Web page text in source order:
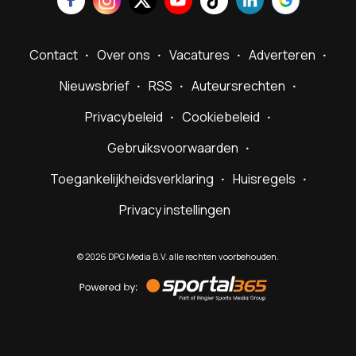
Contact Over ons Vacatures
Adverteren
Nieuwsbrief
RSS
Auteursrechten
Privacybeleid
Cookiebeleid
Gebruiksvoorwaarden
Toegankelijkheidsverklaring
Huisregels
Privacy instellingen
©2026 DPG Media B.V. alle rechten voorbehouden.
by
Sportal365